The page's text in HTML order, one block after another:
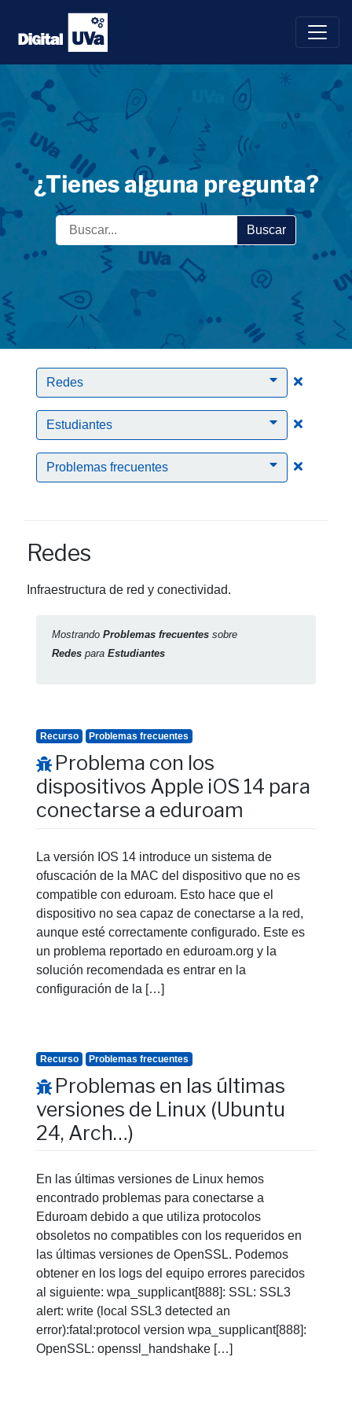
Saltar
contenido
¿Tienes alguna pregunta?
Buscar
Redes Clic
Estudiantes Clic
Problemas frecuentes Clic
Redes
Infraestructura de red y conectividad.
Mostrando Problemas frecuentes sobre
Redes para Estudiantes
Recurso Problemas frecuentes
Problema con los
dispositivos Apple iOS 14 para
conectarse a eduroam
La versión IOS 14 introduce un sistema de
ofuscación de la MAC del dispositivo que no es
compatible con eduroam. Esto hace que el
dispositivo no sea capaz de conectarse a la red,
aunque esté correctamente configurado. Este es
un problema reportado en eduroam.org y la
solución recomendada es entrar en la
configuración de la […]
Recurso Problemas frecuentes
Problemas en las últimas
versiones de Linux (Ubuntu
24, Arch…)
En las últimas versiones de Linux hemos
encontrado problemas para conectarse a
Eduroam debido a que utiliza protocolos
obsoletos no compatibles con los requeridos en
las últimas versiones de OpenSSL. Podemos
obtener en los logs del equipo errores parecidos
al siguiente: wpa_supplicant[888]: SSL: SSL3
alert: write (local SSL3 detected an
error):fatal:protocol version wpa_supplicant[888]:
OpenSSL: openssl_handshake […]